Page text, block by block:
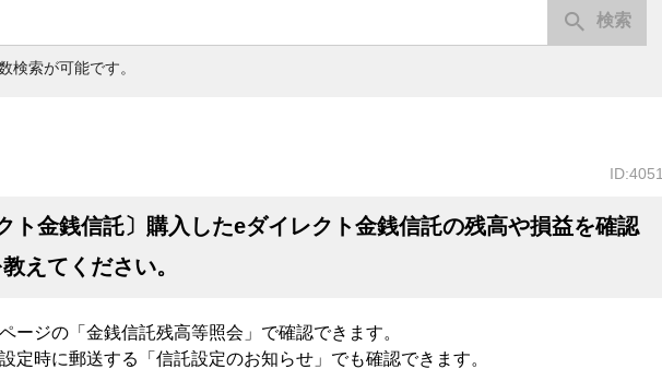
検索が可能です。
ID:4051
ト金銭信託〕購入したeダイレクト金銭信託の残高や損益を確認
えてください。
ージの「金銭信託残高等照会」で確認できます。
定時に郵送する「信託設定のお知らせ」でも確認できます。